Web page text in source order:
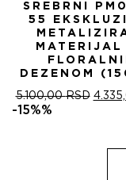
SREBRNI
55
MATERIJAL
DEZENOM
5.100,00RSD
-15%%